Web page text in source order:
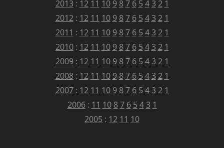
2013 : 12 11 10 9 8 7 6 5 4 3 2 1
2012: 12 11 10 9 8 7 6 5 4 3 2 1
2011 : 12 11 10 9 8 7 6 5 4 3 2 1
2010: 12 11 10 9 8 7 6 5 4 3 2 1
2009: 12 11 10 9 8 7 6 5 4 3 2 1
2008: 12 11 10 9 8 7 6 5 4 3 2 1
2007: 12 11 10 9 8 7 6 5 4 3 2 1
2006: 11 10 8 7 6 5 4 3 1
2005 : 12 11 10